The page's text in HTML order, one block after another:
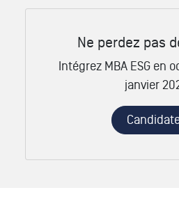
Ne perdez pas
Intégrez MBA ESG en
janvier